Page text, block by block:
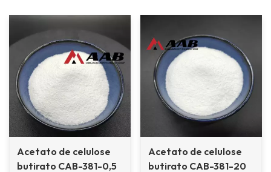
Acetato de celulose
butirato CAB-381-0,5
Acetato de celulose
butirato CAB-381-20